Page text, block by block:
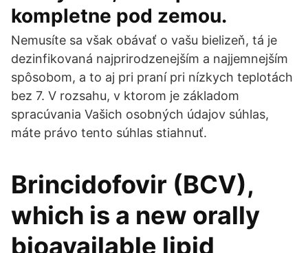
kompletne pod zemou.
Nemusíte sa však obávať o vašu bielizeň, tá je
dezinfikovaná najprirodzenejším a najjemnejším
spôsobom, a to aj pri praní pri nízkych teplotách
bez 7. V rozsahu, v ktorom je základom
spracúvania Vašich osobných údajov súhlas,
máte právo tento súhlas stiahnuť.
Brincidofovir (BCV),
which is a new orally
bioavailable lipid